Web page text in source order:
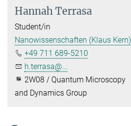
Hannah Terrasa
Student/in
Nanowissenschaften (Klaus Kern)
+49 711 689-5210
h.terrasa@...
2W08 / Quantum Microscopy
and Dynamics Group